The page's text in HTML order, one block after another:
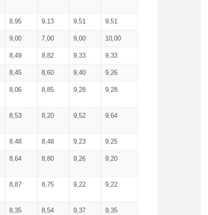
8,95 9,13 9,51 9,51
9,00 7,00 9,00 10,00
8,49 8,82 9,33 9,33
8,45 8,60 9,40 9,26
8,06 8,85 9,28 9,28
8,53 8,20 9,52 9,64
8,48 8,48 9,23 9,25
8,64 8,80 9,26 9,20
8,87 8,75 9,22 9,22
8,35 8,54 9,37 9,35